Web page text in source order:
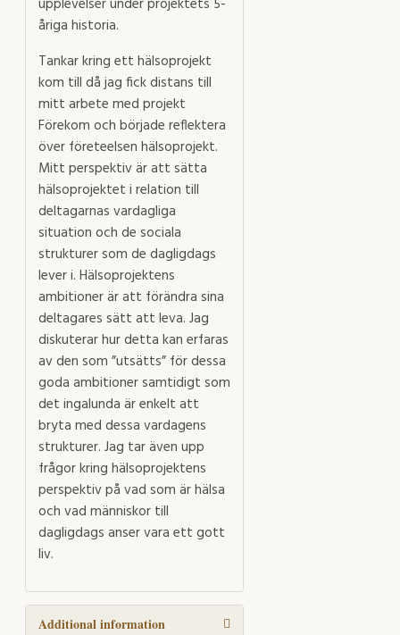
upplevelser under projektets 5-
åriga historia.
Tankar kring ett hälsoprojekt
kom till då jag fick distans till
mitt arbete med projekt
Förekom och började reflektera
över företeelsen hälsoprojekt.
Mitt perspektiv är att sätta
hälsoprojektet i relation till
deltagarnas vardagliga
situation och de sociala
strukturer som de dagligdags
lever i. Hälsoprojektens
ambitioner är att förändra sina
deltagares sätt att leva. Jag
diskuterar hur detta kan erfaras
av den som ”utsätts” för dessa
goda ambitioner samtidigt som
det ingalunda är enkelt att
bryta med dessa vardagens
strukturer. Jag tar även upp
frågor kring hälsoprojektens
perspektiv på vad som är hälsa
och vad människor till
dagligdags anser vara ett gott
liv.
Additional information